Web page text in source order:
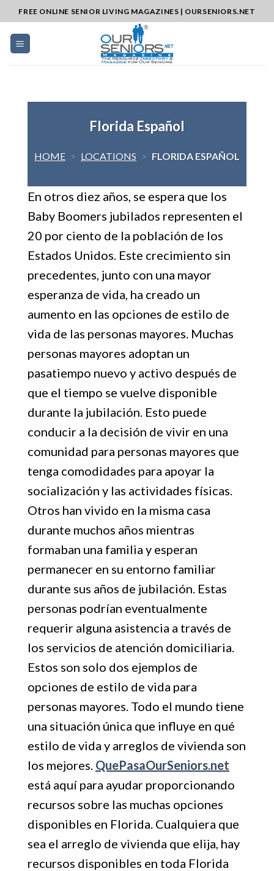
to
content
FREE ONLINE SENIOR LIVING MAGAZINES | OURSENIORS.NET
Florida Español
HOME > LOCATIONS > FLORIDA ESPAÑOL
En otros diez años, se espera que los
Baby Boomers jubilados representen el
20 por ciento de la población de los
Estados Unidos. Este crecimiento sin
precedentes, junto con una mayor
esperanza de vida, ha creado un
aumento en las opciones de estilo de
vida de las personas mayores. Muchas
personas mayores adoptan un
pasatiempo nuevo y activo después de
que el tiempo se vuelve disponible
durante la jubilación. Esto puede
conducir a la decisión de vivir en una
comunidad para personas mayores que
tenga comodidades para apoyar la
socialización y las actividades físicas.
Otros han vivido en la misma casa
durante muchos años mientras
formaban una familia y esperan
permanecer en su entorno familiar
durante sus años de jubilación. Estas
personas podrían eventualmente
requerir alguna asistencia a través de
los servicios de atención domiciliaria.
Estos son solo dos ejemplos de
opciones de estilo de vida para
personas mayores. Todo el mundo tiene
una situación única que influye en qué
estilo de vida y arreglos de vivienda son
los mejores. QuePasaOurSeniors.net
está aquí para ayudar proporcionando
recursos sobre las muchas opciones
disponibles en Florida. Cualquiera que
sea el arreglo de vivienda que elija, hay
recursos disponibles en toda Florida